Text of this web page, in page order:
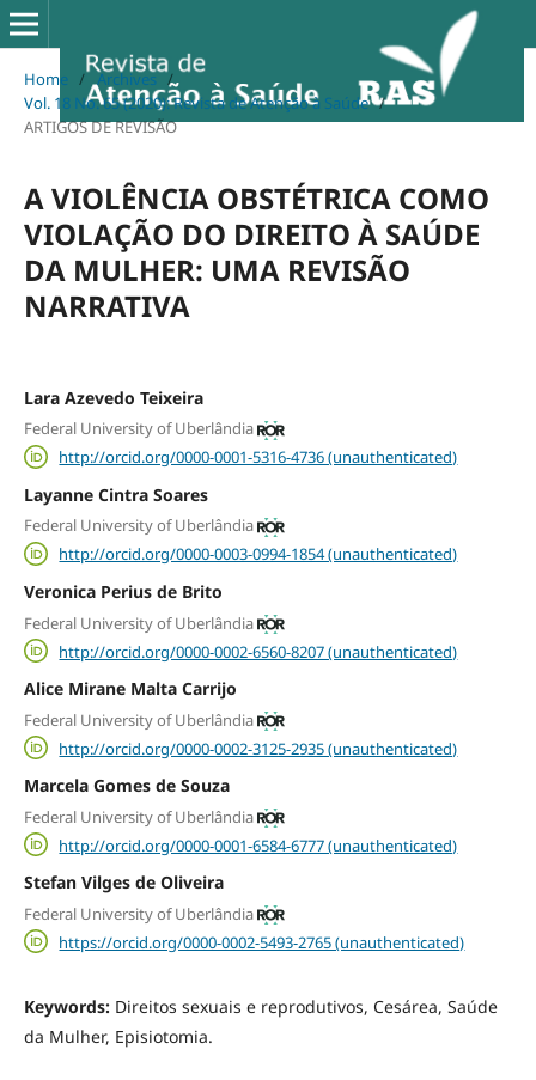
Home / Archives /
Vol. 18 No. 65 (2020): Revista de Atenção à Saúde /
ARTIGOS DE REVISÃO
A VIOLÊNCIA OBSTÉTRICA COMO
VIOLAÇÃO DO DIREITO À SAÚDE
DA MULHER: UMA REVISÃO
NARRATIVA
Lara Azevedo Teixeira
Federal University of Uberlândia
http://orcid.org/0000-0001-5316-4736 (unauthenticated)
Layanne Cintra Soares
Federal University of Uberlândia
http://orcid.org/0000-0003-0994-1854 (unauthenticated)
Veronica Perius de Brito
Federal University of Uberlândia
http://orcid.org/0000-0002-6560-8207 (unauthenticated)
Alice Mirane Malta Carrijo
Federal University of Uberlândia
http://orcid.org/0000-0002-3125-2935 (unauthenticated)
Marcela Gomes de Souza
Federal University of Uberlândia
http://orcid.org/0000-0001-6584-6777 (unauthenticated)
Stefan Vilges de Oliveira
Federal University of Uberlândia
https://orcid.org/0000-0002-5493-2765 (unauthenticated)
Keywords: Direitos sexuais e reprodutivos, Cesárea, Saúde
da Mulher, Episiotomia.